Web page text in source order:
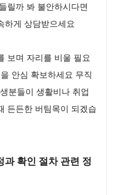
릴까 봐 불안하시다면
하게 상담받으세요
보며 자리를 비울 필요
안심 확보하세요 무직
분들이 생활비나 취업
든든한 버팀목이 되겠습
확인 절차 관련 정